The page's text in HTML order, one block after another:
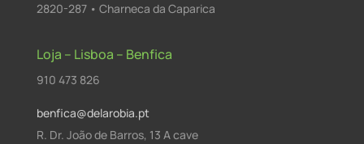
2820-287 • Charneca da Caparica
Loja – Lisboa – Benfica
910 473 826
benfica@delarobia.pt
R. Dr. João de Barros, 13 A cave